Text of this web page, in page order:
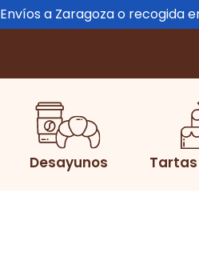
Envíos a Zaragoza o recogida
Desayunos